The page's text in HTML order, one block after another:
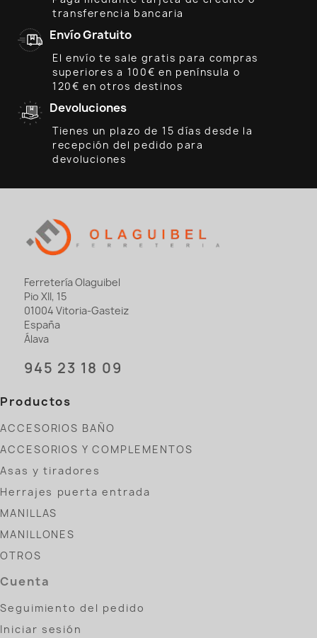
transferencia bancaria
Envío Gratuito
El envío te sale gratis para compras
superiores a 100€ en península o
120€ en otros destinos
Devoluciones
Tienes un plazo de 15 días desde la
recepción del pedido para
devoluciones
Ferretería Olaguibel
Pio XII, 15
01004 Vitoria-Gasteiz
España
Álava
945 23 18 09
Productos
ACCESORIOS BAÑO
ACCESORIOS Y COMPLEMENTOS
Asas y tiradores
Herrajes puerta entrada
MANILLAS
MANILLONES
OTROS
Cuenta
Seguimiento del pedido
Iniciar sesión